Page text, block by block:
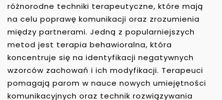
różnorodne techniki terapeutyczne, które mają
na celu poprawę komunikacji oraz zrozumienia
między partnerami. Jedną z popularniejszych
metod jest terapia behawioralna, która
koncentruje się na identyfikacji negatywnych
wzorców zachowań i ich modyfikacji. Terapeuci
pomagają parom w nauce nowych umiejętności
komunikacyjnych oraz technik rozwiązywania